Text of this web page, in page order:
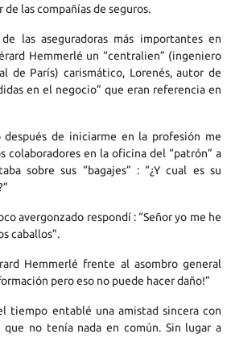
las compañías de seguros.
las aseguradoras más importantes en
Hemmerlé un “centralien” (ingeniero
de París) carismático, Lorenés, autor de
en el negocio” que eran referencia en
después de iniciarme en la profesión me
colaboradores en la oficina del “patrón” a
sobre sus “bagajes” : “¿Y cual es su
avergonzado respondí : “Señor yo me he
caballos”.
Hemmerlé frente al asombro general
pero eso no puede hacer daño!”
tiempo entablé una amistad sincera con
no tenía nada en común. Sin lugar a